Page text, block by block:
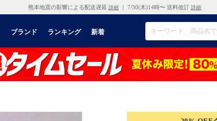
熊本地震の影響による配送遅延 詳細 ｜ 7/30(木)14時〜 送料改訂 詳細
ブランド ランキング 新着